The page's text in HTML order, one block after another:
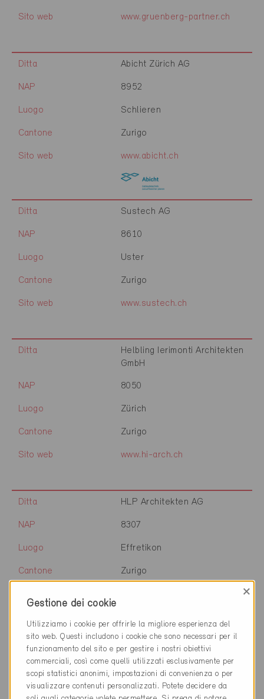
Sito web www.gruenberg-partner.ch
Ditta Abicht Zürich AG
NAP 8952
Luogo Schlieren
Cantone Zurigo
Sito web www.abicht.ch
Ditta Sustech AG
NAP 8610
Luogo Uster
Cantone Zurigo
Sito web www.sustech.ch
Ditta
Helbling Ierimonti Architekten
GmbH
NAP 8050
Luogo Zürich
Cantone Zurigo
Sito web www.hi-arch.ch
Ditta HLP Architekten AG
NAP 8307
Luogo Effretikon
Cantone Zurigo
Ditta Holzer Kobler Architekturen
NAP 8004
Luogo Zürich
Gestione dei cookie
×
Utilizziamo i cookie per offrirle la migliore esperienza del
sito web. Questi includono i cookie che sono necessari per il
funzionamento del sito e per gestire i nostri obiettivi
commerciali, così come quelli utilizzati esclusivamente per
scopi statistici anonimi, impostazioni di convenienza o per
visualizzare contenuti personalizzati. Potete decidere da